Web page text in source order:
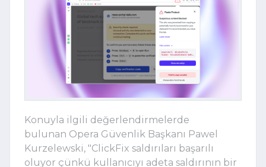
Konuyla ilgili değerlendirmelerde
bulunan Opera Güvenlik Başkanı Pawel
Kurzelewski, "ClickFix saldırıları başarılı
oluyor çünkü kullanıcıyı adeta saldırının bir